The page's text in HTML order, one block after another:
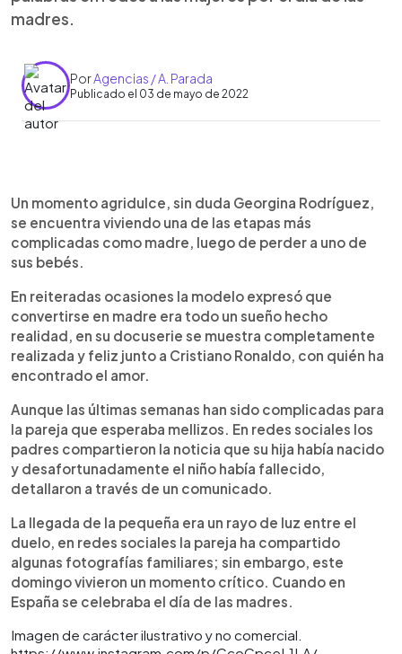
madres.
PorAgencias / A. Parada
Publicado el 03 de mayo de 2022
Escuchar artículo
Un momento agridulce, sin duda Georgina Rodríguez,
se encuentra viviendo una de las etapas más
complicadas como madre, luego de perder a uno de
sus bebés.
En reiteradas ocasiones la modelo expresó que
convertirse en madre era todo un sueño hecho
realidad, en su docuserie se muestra completamente
realizada y feliz junto a Cristiano Ronaldo, con quién ha
encontrado el amor.
Aunque las últimas semanas han sido complicadas para
la pareja que esperaba mellizos. En redes sociales los
padres compartieron la noticia que su hija había nacido
y desafortunadamente el niño había fallecido,
detallaron a través de un comunicado.
La llegada de la pequeña era un rayo de luz entre el
duelo, en redes sociales la pareja ha compartido
algunas fotografías familiares; sin embargo, este
domingo vivieron un momento crítico. Cuando en
España se celebraba el día de las madres.
Imagen de carácter ilustrativo y no comercial.